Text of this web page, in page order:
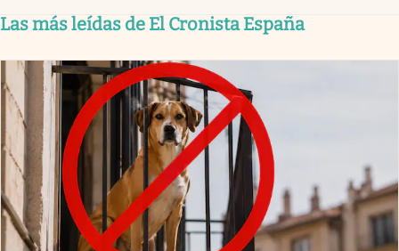
Las más leídas de El Cronista España